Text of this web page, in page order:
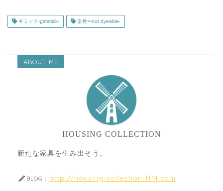
ギミック-gimmick- 染色×-not dyeable-
ABOUT ME
HOUSING COLLECTION
新たな家具を生み出そう。
BLOG： http://housing-collection-ff14.com